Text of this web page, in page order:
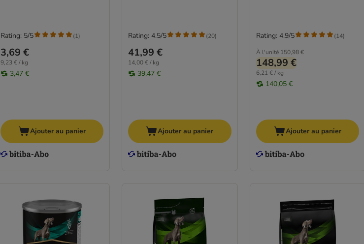
3,69 €
9,23 € / kg
3,47 €
Rating: 5/5 (1)
Ajouter au panier
41,99 €
14,00 € / kg
39,47 €
Rating: 4.5/5 (20)
Ajouter au panier
À l'unité 150,98 €
148,99 €
6,21 € / kg
140,05 €
Rating: 4.9/5 (14)
Ajouter au panier